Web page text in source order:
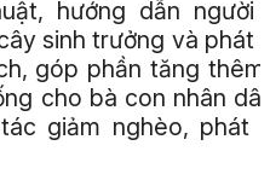
hướng dẫn người
sinh trưởng và phát
góp phần tăng
cho bà con nhân
giảm nghèo, phát